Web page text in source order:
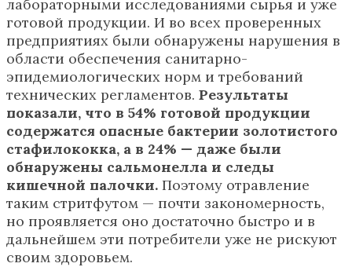
лабораторными исследованиями сырья и уже
готовой продукции. И во всех проверенных
предприятиях были обнаружены нарушения в
области обеспечения санитарно-
эпидемиологических норм и требований
технических регламентов. Результаты
показали, что в 54% готовой продукции
содержатся опасные бактерии золотистого
стафилококка, а в 24% — даже были
обнаружены сальмонелла и следы
кишечной палочки. Поэтому отравление
таким стритфутом — почти закономерность,
но проявляется оно достаточно быстро и в
дальнейшем эти потребители уже не рискуют
своим здоровьем.